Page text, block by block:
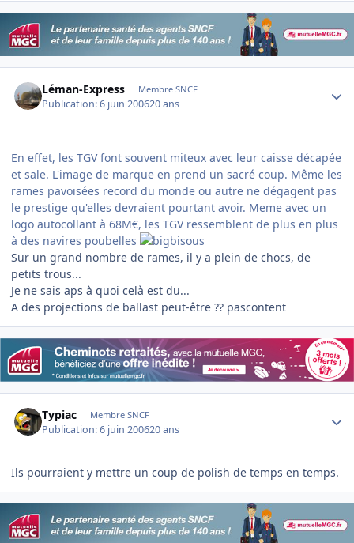
Léman-Express Membre SNCF
Publication:6 juin 200620 ans
En effet, les TGV font souvent miteux avec leur caisse décapée
et sale. L'image de marque en prend un sacré coup. Même les
rames pavoisées record du monde ou autre ne dégagent pas
le prestige qu'elles devraient pourtant avoir. Meme avec un
logo autocollant à 68M€, les TGV ressemblent de plus en plus
à des navires poubelles
Sur un grand nombre de rames, il y a plein de chocs, de
petits trous...
Je ne sais aps à quoi celà est du...
A des projections de ballast peut-être ?? pascontent
Typiac Membre SNCF
Publication:6 juin 200620 ans
Ils pourraient y mettre un coup de polish de temps en temps.